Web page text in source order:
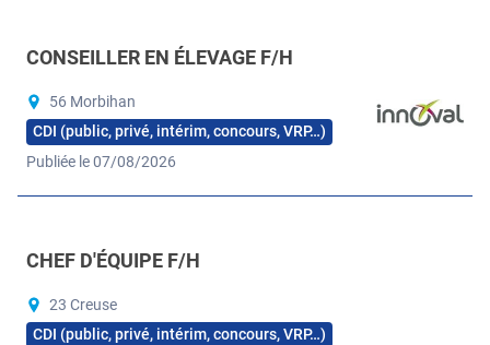
CONSEILLER EN ÉLEVAGE F/H
56 Morbihan
CDI (public, privé, intérim, concours, VRP…)
Publiée le 07/08/2026
CHEF D'ÉQUIPE F/H
23 Creuse
CDI (public, privé, intérim, concours, VRP…)